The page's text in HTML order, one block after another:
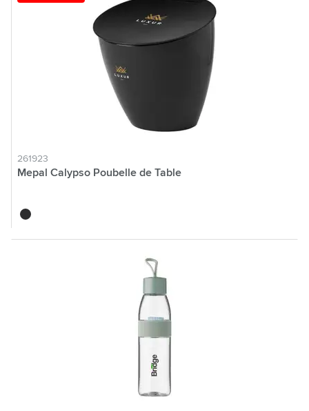
261923
Mepal Calypso Poubelle de Table
noir